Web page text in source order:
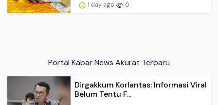
1 day ago 0
Portal Kabar News Akurat Terbaru
Dirgakkum Korlantas: Informasi Viral
Belum Tentu F...